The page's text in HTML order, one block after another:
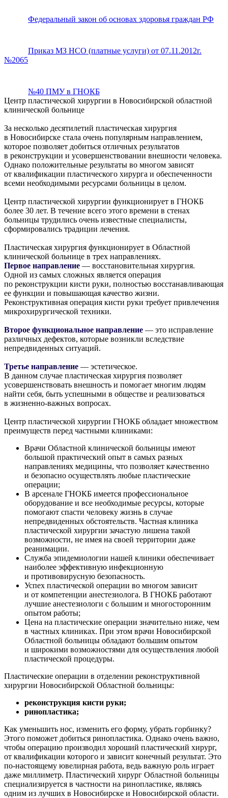
Федеральный закон об основах здоровья граждан РФ
Приказ МЗ НСО (платные услуги) от 07.11.2012г.
№2065
№40 ПМУ в ГНОКБ
Центр пластической хирургии в Новосибирской областной
клинической больнице
За несколько десятилетий пластическая хирургия
в Новосибирске стала очень популярным направлением,
которое позволяет добиться отличных результатов
в реконструкции и усовершенствовании внешности человека.
Однако положительные результаты во многом зависят
от квалификации пластического хирурга и обеспеченности
всеми необходимыми ресурсами больницы в целом.
Центр пластической хирургии функционирует в ГНОКБ
более 30 лет. В течение всего этого времени в стенах
больницы трудились очень известные специалисты,
сформировались традиции лечения.
Пластическая хирургия функционирует в Областной
клинической больнице в трех направлениях.
Первое направление — восстановительная хирургия.
Одной из самых сложных является операция
по реконструкции кисти руки, полностью восстанавливающая
ее функции и повышающая качество жизни.
Реконструктивная операция кисти руки требует привлечения
микрохирургической техники.
Второе функциональное направление — это исправление
различных дефектов, которые возникли вследствие
непредвиденных ситуаций.
Третье направление — эстетическое.
В данном случае пластическая хирургия позволяет
усовершенствовать внешность и помогает многим людям
найти себя, быть успешными в обществе и реализоваться
в жизненно-важных вопросах.
Центр пластической хирургии ГНОКБ обладает множеством
преимуществ перед частными клиниками:
Врачи Областной клинической больницы имеют
большой практический опыт в самых разных
направлениях медицины, что позволяет качественно
и безопасно осуществлять любые пластические
операции;
В арсенале ГНОКБ имеется профессиональное
оборудование и все необходимые ресурсы, которые
помогают спасти человеку жизнь в случае
непредвиденных обстоятельств. Частная клиника
пластической хирургии зачастую лишена такой
возможности, не имея на своей территории даже
реанимации.
Служба эпидемиологии нашей клиники обеспечивает
наиболее эффективную инфекционную
и противовирусную безопасность.
Успех пластической операции во многом зависит
и от компетенции анестезиолога. В ГНОКБ работают
лучшие анестезиологи с большим и многосторонним
опытом работы;
Цена на пластические операции значительно ниже, чем
в частных клиниках. При этом врачи Новосибирской
Областной больницы обладают большим опытом
и широкими возможностями для осуществления любой
пластической процедуры.
Пластические операции в отделении реконструктивной
хирургии Новосибирской Областной больницы:
реконструкция кисти руки;
ринопластика;
Как уменьшить нос, изменить его форму, убрать горбинку?
Этого поможет добиться ринопластика. Однако очень важно,
чтобы операцию производил хороший пластический хирург,
от квалификации которого и зависит конечный результат. Это
по-настоящему ювелирная работа, ведь важную роль играет
даже миллиметр. Пластический хирург Областной больницы
специализируется в частности на ринопластике, являясь
одним из лучших в Новосибирске и Новосибирской области.